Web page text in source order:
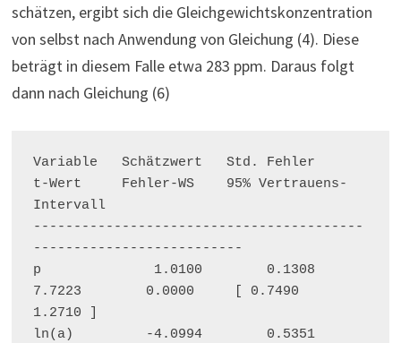
schätzen, ergibt sich die Gleichgewichtskonzentration
von selbst nach Anwendung von Gleichung (4). Diese
beträgt in diesem Falle etwa 283 ppm. Daraus folgt
dann nach Gleichung (6)
Variable   Schätzwert   Std. Fehler
t-Wert     Fehler-WS    95% Vertrauens-
Intervall
-----------------------------------------
--------------------------
p              1.0100        0.1308
7.7223        0.0000     [ 0.7490
1.2710 ]
ln(a)         -4.0994        0.5351